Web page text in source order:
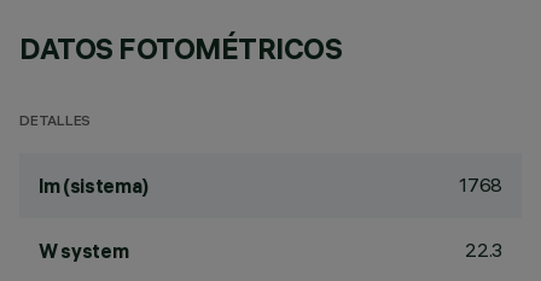
DATOS FOTOMÉTRICOS
DETALLES
lm (sistema) 1768
W system 22.3